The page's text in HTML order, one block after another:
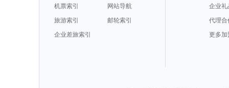
机票索引
网站导航
旅游索引
邮轮索引
企业差旅索引
企业礼
代理合
更多加